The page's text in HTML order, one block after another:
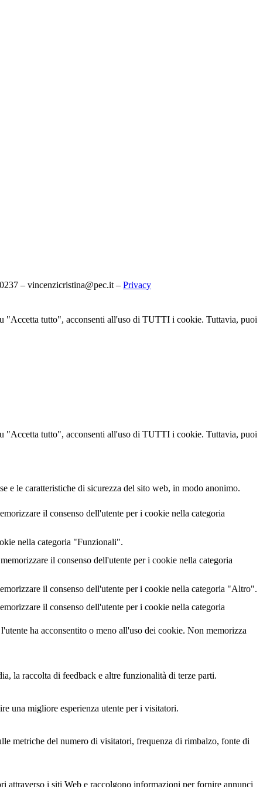
– vincenzicristina@pec.it – Privacy
"Accetta tutto", acconsenti all'uso di TUTTI i cookie. Tuttavia, puoi
"Accetta tutto", acconsenti all'uso di TUTTI i cookie. Tuttavia, puoi
e le caratteristiche di sicurezza del sito web, in modo anonimo.
il consenso dell'utente per i cookie nella categoria
nella categoria "Funzionali".
il consenso dell'utente per i cookie nella categoria
il consenso dell'utente per i cookie nella categoria "Altro".
il consenso dell'utente per i cookie nella categoria
ha acconsentito o meno all'uso dei cookie. Non memorizza
la raccolta di feedback e altre funzionalità di terze parti.
una migliore esperienza utente per i visitatori.
metriche del numero di visitatori, frequenza di rimbalzo, fonte di
i siti Web e raccolgono informazioni per fornire annunci